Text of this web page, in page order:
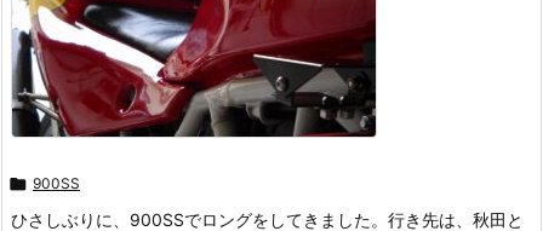
 900SS
ひさしぶりに、900SSでロングをしてきました。行き先は、秋田と